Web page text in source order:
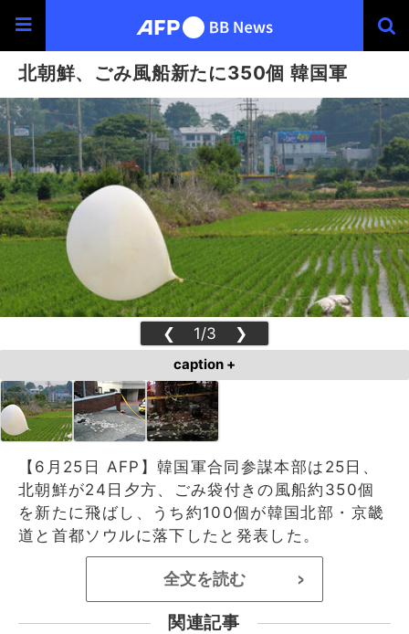
北朝鮮、ごみ風船新たに350個 韓国軍
❮ 1/3 ❯
caption +
【6月25日 AFP】韓国軍合同参謀本部は25日、
北朝鮮が24日夕方、ごみ袋付きの風船約350個
を新たに飛ばし、うち約100個が韓国北部・京畿
道と首都ソウルに落下したと発表した。
全文を読む >
関連記事